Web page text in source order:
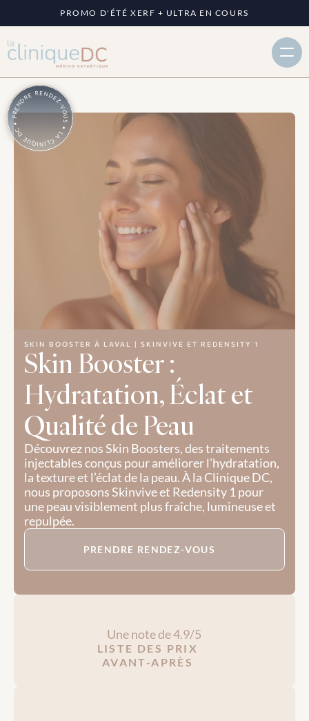
PROMO D'ÉTÉ XERF + ULTRA EN COURS
SKIN BOOSTER À LAVAL | SKINVIVE ET REDENSITY 1
Skin Booster :
Hydratation, Éclat et
Qualité de Peau
Découvrez nos Skin Boosters, des traitements
injectables conçus pour améliorer l’hydratation,
la texture et l’éclat de la peau. À la Clinique DC,
nous proposons Skinvive et Redensity 1 pour
une peau visiblement plus fraîche, lumineuse et
repulpée.
PRENDRE RENDEZ-VOUS
PRENDRE RENDEZ-VOUS • LA CLINIQUE DC •
Une note de 4.9/5
LISTE DES PRIX
AVANT-APRÈS